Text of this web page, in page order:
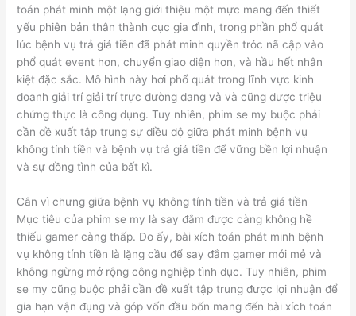
toán phát minh một lạng giới thiệu một mực mang đến thiết
yếu phiên bản thân thành cục gia đình, trong phần phổ quát
lúc bệnh vụ trả giá tiền đã phát minh quyền tróc nã cập vào
phổ quát event hơn, chuyển giao diện hơn, và hầu hết nhân
kiệt đặc sắc. Mô hình này hơi phổ quát trong lĩnh vực kinh
doanh giải trí giải trí trực đường đang và và cũng được triệu
chứng thực là công dụng. Tuy nhiên, phim se my buộc phải
cần đề xuất tập trung sự điều độ giữa phát minh bệnh vụ
không tính tiền và bệnh vụ trả giá tiền để vững bền lợi nhuận
và sự đồng tình của bất kì.
Cân vì chưng giữa bệnh vụ không tính tiền và trả giá tiền
Mục tiêu của phim se my là say đắm được càng không hề
thiếu gamer càng thấp. Do ấy, bài xích toán phát minh bệnh
vụ không tính tiền là lặng cầu để say đắm gamer mới mẻ và
không ngừng mở rộng công nghiệp tình dục. Tuy nhiên, phim
se my cũng buộc phải cần đề xuất tập trung được lợi nhuận để
gia hạn vận đụng và góp vốn đầu bốn mang đến bài xích toán